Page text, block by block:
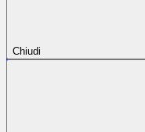
Chiudi